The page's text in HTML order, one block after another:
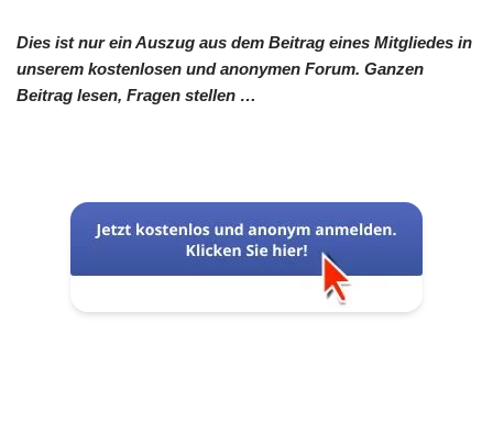
Dies ist nur ein Auszug aus dem Beitrag eines Mitgliedes in
unserem kostenlosen und anonymen Forum. Ganzen
Beitrag lesen, Fragen stellen …